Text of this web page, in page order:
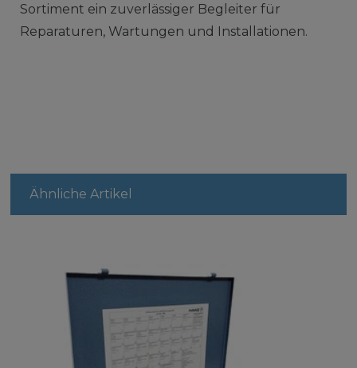
Sortiment ein zuverlässiger Begleiter für
Reparaturen, Wartungen und Installationen.
Ähnliche Artikel